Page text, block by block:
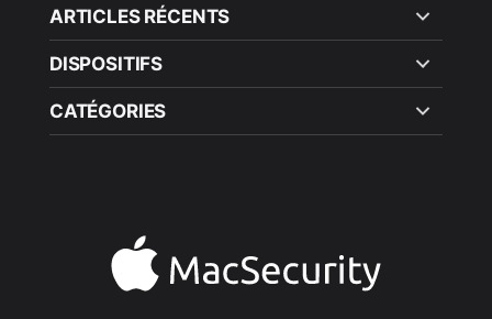
ARTICLES RÉCENTS
DISPOSITIFS
CATÉGORIES